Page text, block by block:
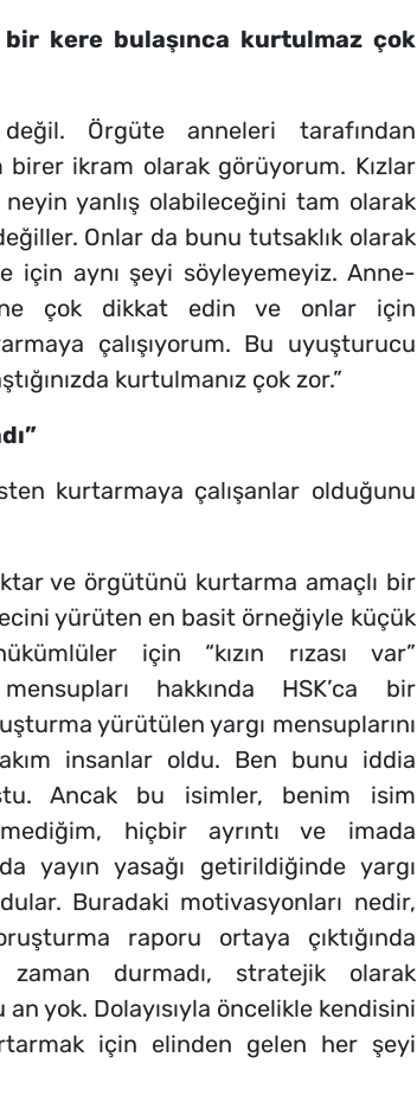
bir kere bulaşınca kurtulmaz çok
Örgüte anneleri tarafından
ikram olarak görüyorum. Kızlar
yanlış olabileceğini tam olarak
Onlar da bunu tutsaklık olarak
için aynı şeyi söyleyemeyiz. Anne-
çok dikkat edin ve onlar için
çalışıyorum. Bu uyuşturucu
kurtulmanız çok zor.”
kurtarmaya çalışanlar olduğunu
ve örgütünü kurtarma amaçlı bir
yürüten en basit örneğiyle küçük
için “kızın rızası var”
hakkında HSK’ca bir
yürütülen yargı mensuplarını
insanlar oldu. Ben bunu iddia
Ancak bu isimler, benim isim
hiçbir ayrıntı ve imada
yayın yasağı getirildiğinde yargı
Buradaki motivasyonları nedir,
raporu ortaya çıktığında
durmadı, stratejik olarak
yok. Dolayısıyla öncelikle kendisini
için elinden gelen her şeyi